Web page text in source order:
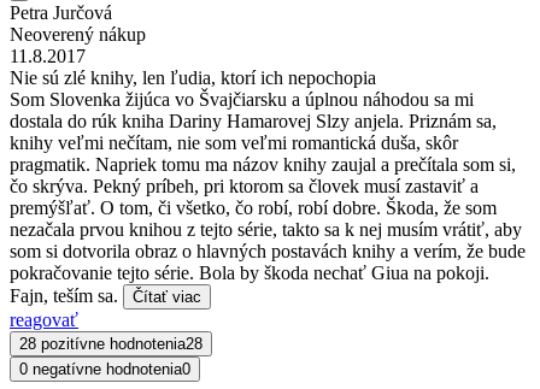
Petra Jurčová
Neoverený nákup
11.8.2017
Nie sú zlé knihy, len ľudia, ktorí ich nepochopia
Som Slovenka žijúca vo Švajčiarsku a úplnou náhodou sa mi
dostala do rúk kniha Dariny Hamarovej Slzy anjela. Priznám sa,
knihy veľmi nečítam, nie som veľmi romantická duša, skôr
pragmatik. Napriek tomu ma názov knihy zaujal a prečítala som si,
čo skrýva. Pekný príbeh, pri ktorom sa človek musí zastaviť a
premýšľať. O tom, či všetko, čo robí, robí dobre. Škoda, že som
nezačala prvou knihou z tejto série, takto sa k nej musím vrátiť, aby
som si dotvorila obraz o hlavných postavách knihy a verím, že bude
pokračovanie tejto série. Bola by škoda nechať Giua na pokoji.
Fajn, teším sa.
Čítať viac
reagovať
28 pozitívne hodnotenia28
0 negatívne hodnotenia0